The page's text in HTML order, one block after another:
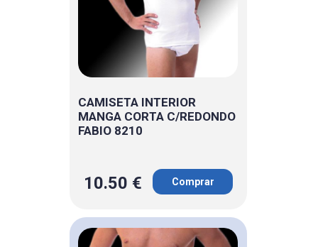
CAMISETA INTERIOR
MANGA CORTA C/REDONDO
FABIO 8210
10.50 € Comprar